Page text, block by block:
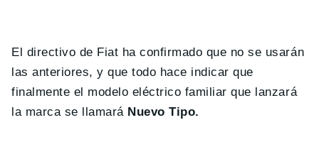
El directivo de Fiat ha confirmado que no se usarán
las anteriores, y que todo hace indicar que
finalmente el modelo eléctrico familiar que lanzará
la marca se llamará Nuevo Tipo.